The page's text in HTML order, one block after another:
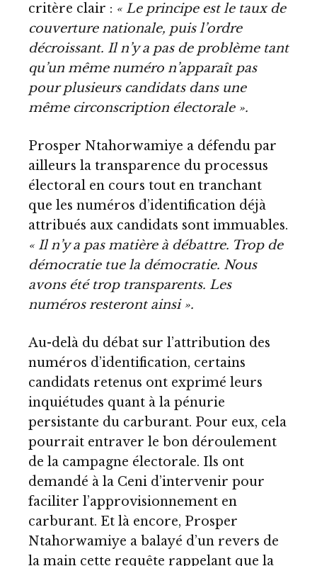
critère clair : « Le principe est le taux de
couverture nationale, puis l’ordre
décroissant. Il n’y a pas de problème tant
qu’un même numéro n’apparaît pas
pour plusieurs candidats dans une
même circonscription électorale ».
Prosper Ntahorwamiye a défendu par
ailleurs la transparence du processus
électoral en cours tout en tranchant
que les numéros d’identification déjà
attribués aux candidats sont immuables.
« Il n’y a pas matière à débattre. Trop de
démocratie tue la démocratie. Nous
avons été trop transparents. Les
numéros resteront ainsi ».
Au-delà du débat sur l’attribution des
numéros d’identification, certains
candidats retenus ont exprimé leurs
inquiétudes quant à la pénurie
persistante du carburant. Pour eux, cela
pourrait entraver le bon déroulement
de la campagne électorale. Ils ont
demandé à la Ceni d’intervenir pour
faciliter l’approvisionnement en
carburant. Et là encore, Prosper
Ntahorwamiye a balayé d’un revers de
la main cette requête rappelant que la